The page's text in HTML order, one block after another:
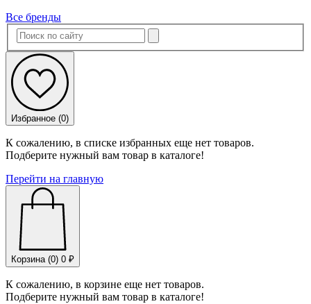
Все бренды
Избранное (0)
К сожалению, в списке избранных еще нет товаров.
Подберите нужный вам товар в каталоге!
Перейти на главную
Корзина (0) 0 ₽
К сожалению, в корзине еще нет товаров.
Подберите нужный вам товар в каталоге!